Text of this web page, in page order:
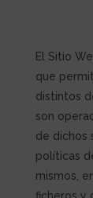
El Sitio
que
distintos
son
de dichos
políticas
mismos,